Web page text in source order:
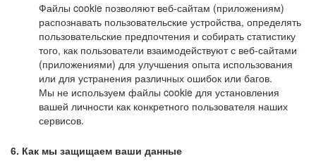
Файлы cookie позволяют веб-сайтам (приложениям)
распознавать пользовательские устройства, определять
пользовательские предпочтения и собирать статистику
того, как пользователи взаимодействуют с веб-сайтами
(приложениями) для улучшения опыта использования
или для устранения различных ошибок или багов.
Мы не используем файлы cookie для установления
вашей личности как конкретного пользователя наших
сервисов.
6. Как мы защищаем ваши данные